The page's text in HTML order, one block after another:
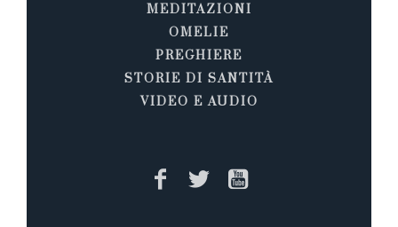
MEDITAZIONI
OMELIE
PREGHIERE
STORIE DI SANTITÀ
VIDEO E AUDIO